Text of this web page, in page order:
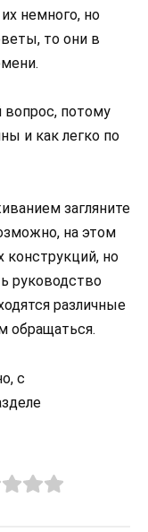
немного, но
то они в
вопрос, потому
и как легко по
загляните
на этом
но
руководство
различные
обращаться.
с